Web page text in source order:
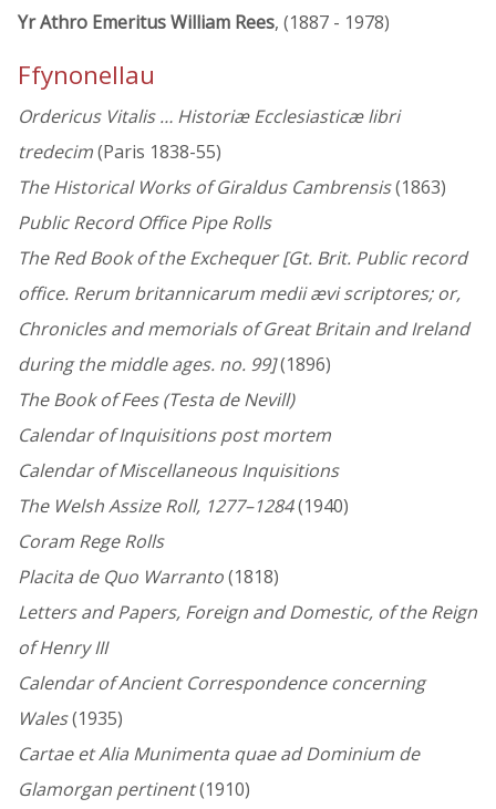
Yr Athro Emeritus William Rees, (1887 - 1978)
Ffynonellau
Ordericus Vitalis … Historiæ Ecclesiasticæ libri
tredecim(Paris 1838-55)
The Historical Works of Giraldus Cambrensis(1863)
Public Record Office Pipe Rolls
The Red Book of the Exchequer [Gt. Brit. Public record
office. Rerum britannicarum medii ævi scriptores; or,
Chronicles and memorials of Great Britain and Ireland
during the middle ages. no. 99](1896)
The Book of Fees (Testa de Nevill)
Calendar of Inquisitions post mortem
Calendar of Miscellaneous Inquisitions
The Welsh Assize Roll, 1277–1284(1940)
Coram Rege Rolls
Placita de Quo Warranto(1818)
Letters and Papers, Foreign and Domestic, of the Reign
of Henry III
Calendar of Ancient Correspondence concerning
Wales(1935)
Cartae et Alia Munimenta quae ad Dominium de
Glamorgan pertinent(1910)